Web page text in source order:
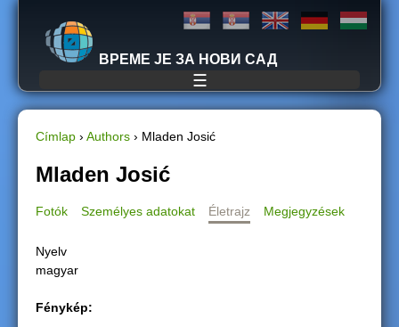
Jump to navigation
ВРЕМЕ ЈЕ ЗА НОВИ САД
☰
J
e
e
n
Címlap › Authors › Mladen Josić
Mladen Josić
Fotók Személyes adatokat Életrajz Megjegyzések
Nyelv
magyar
Fénykép: